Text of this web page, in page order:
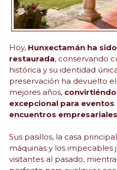
Hoy, Hunxectamán ha
restaurada, conservando
histórica y su identidad
preservación ha devuelto
mejores años,
excepcional para eventos
encuentros empresariales
Sus pasillos, la casa
máquinas y los impecables
visitantes al pasado,